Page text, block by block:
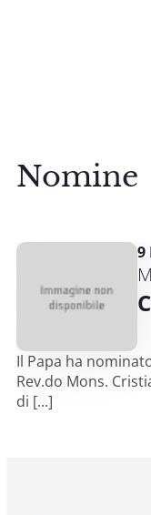
Nomine
9
Il Papa ha
Rev.do Mons.
di [...]